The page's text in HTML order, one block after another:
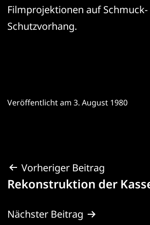
Filmprojektionen auf Schmuck-
Schutzvorhang.
Veröffentlicht am 3. August 1980
Beitragsnavigation
Vorheriger Beitrag
Rekonstruktion der
Nächster Beitrag